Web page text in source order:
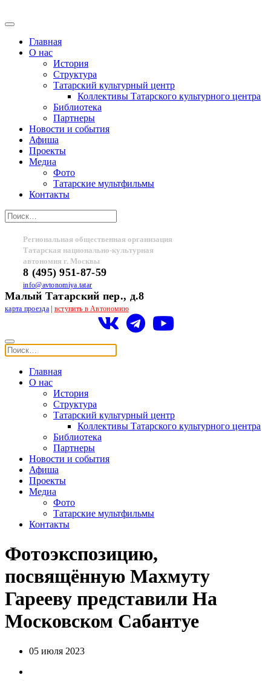
Главная
О нас
История
Структура
Татарский культурный центр
Коллективы Татарского культурного центра
Библиотека
Партнеры
Новости и события
Афиша
Проекты
Медиа
Фото
Татарские мультфильмы
Контакты
Региональная общественная организация
Татарская национально-культурная
автономия г. Москвы
8 (495) 951-87-59
info@avtonomiya.tatar
Малый Татарский пер., д.8
карта проезда| вступить в Автономию
Главная
О нас
История
Структура
Татарский культурный центр
Коллективы Татарского культурного центра
Библиотека
Партнеры
Новости и события
Афиша
Проекты
Медиа
Фото
Татарские мультфильмы
Контакты
Фотоэкспозицию,
посвящённую Махмуту
Гарееву представили На
Московском Сабантуе
05 июля 2023